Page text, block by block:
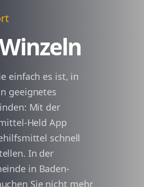
einfach es ist, in
geeignetes
Mit der
Held App
schnell
In der
in Baden-
Sie nicht mehr